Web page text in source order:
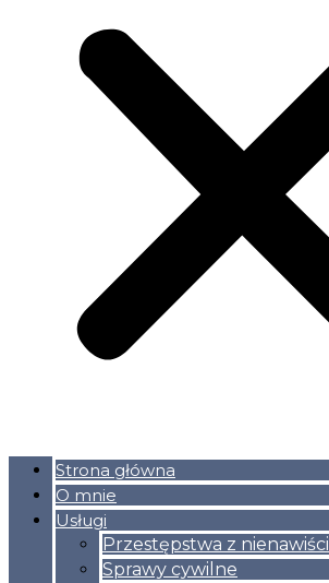
Strona główna
O mnie
Usługi
Przestępstwa z nienawiści
Sprawy cywilne